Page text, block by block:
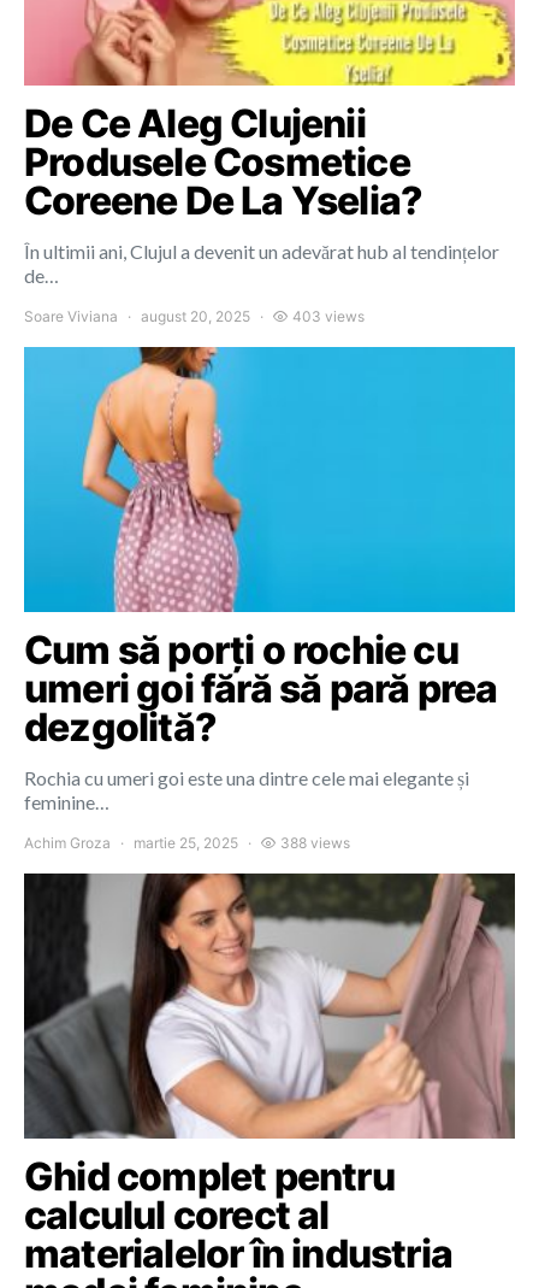
De Ce Aleg Clujenii
Produsele Cosmetice
Coreene De La Yselia?
În ultimii ani, Clujul a devenit un adevărat hub al tendințelor
de…
Soare Viviana august 20, 2025 403 views
Cum să porți o rochie cu
umeri goi fără să pară prea
dezgolită?
Rochia cu umeri goi este una dintre cele mai elegante și
feminine…
Achim Groza martie 25, 2025 388 views
Ghid complet pentru
calculul corect al
materialelor în industria